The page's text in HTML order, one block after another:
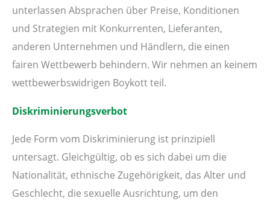
unterlassen Absprachen über Preise, Konditionen
und Strategien mit Konkurrenten, Lieferanten,
anderen Unternehmen und Händlern, die einen
fairen Wettbewerb behindern. Wir nehmen an keinem
wettbewerbswidrigen Boykott teil.
Diskriminierungsverbot
Jede Form vom Diskriminierung ist prinzipiell
untersagt. Gleichgültig, ob es sich dabei um die
Nationalität, ethnische Zugehörigkeit, das Alter und
Geschlecht, die sexuelle Ausrichtung, um den